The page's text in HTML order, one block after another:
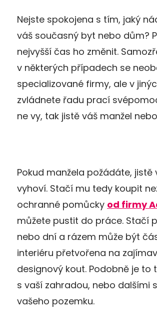
Nejste spokojena s tím, jaký
váš současný byt nebo dům?
nejvyšší čas ho změnit.
v některých případech se
specializované firmy, ale v
zvládnete řadu prací
ne vy, tak jistě váš manžel
Pokud manžela požádáte, jistě
vyhoví. Stačí mu tedy koupit
ochranné pomůcky od firmy
můžete pustit do práce. Stačí
nebo dní a rázem může být
interiéru přetvořena na
designový kout. Podobně je to
s vaší zahradou, nebo dalšími
vašeho pozemku.